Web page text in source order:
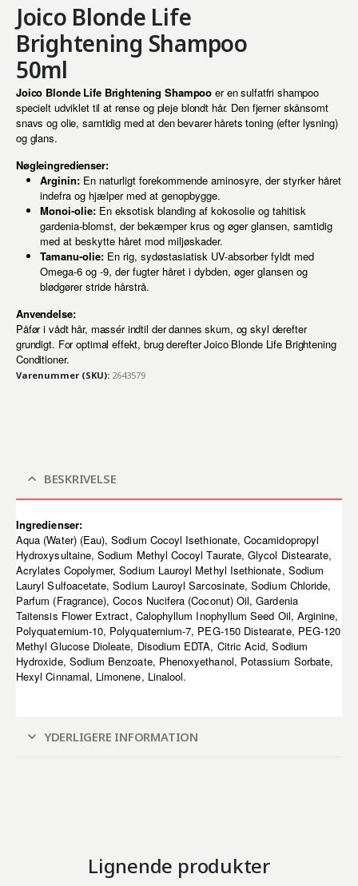
Joico Blonde Life
Brightening Shampoo
50ml
Joico Blonde Life Brightening Shampoo er en sulfatfri shampoo
specielt udviklet til at rense og pleje blondt hår. Den fjerner skånsomt
snavs og olie, samtidig med at den bevarer hårets toning (efter lysning)
og glans.
Nøgleingredienser:
Arginin:En naturligt forekommende aminosyre, der styrker håret
indefra og hjælper med at genopbygge.
Monoi-olie:En eksotisk blanding af kokosolie og tahitisk
gardenia-blomst, der bekæmper krus og øger glansen, samtidig
med at beskytte håret mod miljøskader.
Tamanu-olie:En rig, sydøstasiatisk UV-absorber fyldt med
Omega-6 og -9, der fugter håret i dybden, øger glansen og
blødgører stride hårstrå.
Anvendelse:
Påfør i vådt hår, massér indtil der dannes skum, og skyl derefter
grundigt. For optimal effekt, brug derefter Joico Blonde Life Brightening
Conditioner.
Varenummer (SKU): 2643579
BESKRIVELSE
Ingredienser:
Aqua (Water) (Eau), Sodium Cocoyl Isethionate, Cocamidopropyl
Hydroxysultaine, Sodium Methyl Cocoyl Taurate, Glycol Distearate,
Acrylates Copolymer, Sodium Lauroyl Methyl Isethionate, Sodium
Lauryl Sulfoacetate, Sodium Lauroyl Sarcosinate, Sodium Chloride,
Parfum (Fragrance), Cocos Nucifera (Coconut) Oil, Gardenia
Taitensis Flower Extract, Calophyllum Inophyllum Seed Oil, Arginine,
Polyquaternium-10, Polyquaternium-7, PEG-150 Distearate, PEG-120
Methyl Glucose Dioleate, Disodium EDTA, Citric Acid, Sodium
Hydroxide, Sodium Benzoate, Phenoxyethanol, Potassium Sorbate,
Hexyl Cinnamal, Limonene, Linalool.
YDERLIGERE INFORMATION
Lignende produkter